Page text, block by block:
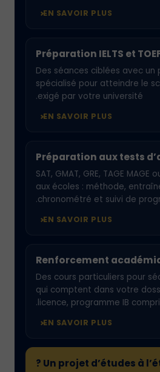
EN SAVOIR PLUS
Préparation IELTS et
Des séances ciblées avec
spécialisé pour atteindre
exigé par votre université.
EN SAVOIR PLUS
Préparation aux tests
SAT, GMAT, GRE, TAGE
aux écoles : méthode,
chronométré et suivi de
EN SAVOIR PLUS
Renforcement
Des cours particuliers
qui comptent dans votre
licence, programme IB
EN SAVOIR PLUS
Un projet d’études à